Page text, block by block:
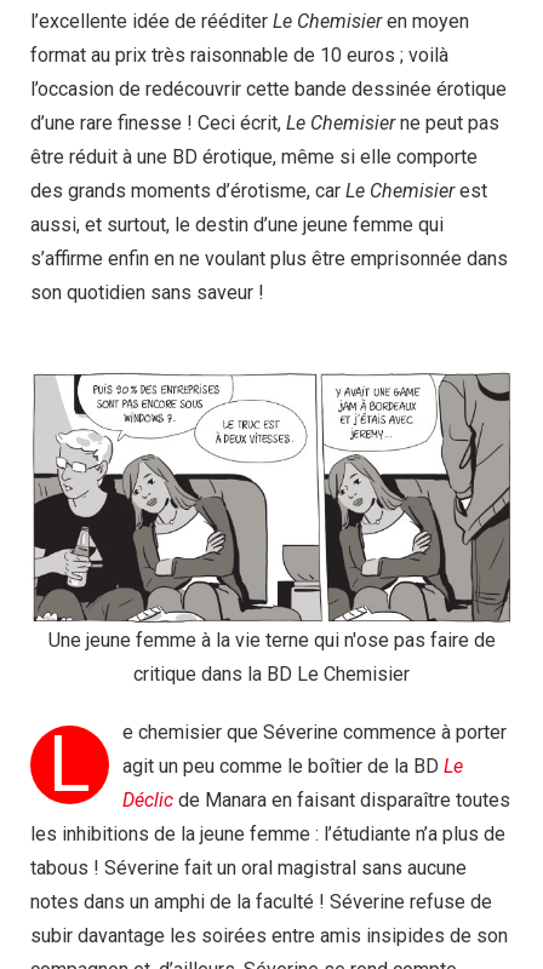
l’excellente idée de rééditer Le Chemisieren moyen
format au prix très raisonnable de 10 euros ; voilà
l’occasion de redécouvrir cette bande dessinée érotique
d’une rare finesse ! Ceci écrit, Le Chemisierne peut pas
être réduit à une BD érotique, même si elle comporte
des grands moments d’érotisme, car Le Chemisierest
aussi, et surtout, le destin d’une jeune femme qui
s’affirme enfin en ne voulant plus être emprisonnée dans
son quotidien sans saveur !
Une jeune femme à la vie terne qui n'ose pas faire de
critique dans la BD Le Chemisier
L
e chemisier que Séverine commence à porter
agit un peu comme le boîtier de la BD Le
Déclic de Manara en faisant disparaître toutes
les inhibitions de la jeune femme : l’étudiante n’a plus de
tabous ! Séverine fait un oral magistral sans aucune
notes dans un amphi de la faculté ! Séverine refuse de
subir davantage les soirées entre amis insipides de son